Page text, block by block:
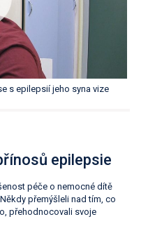
s epilepsií jeho syna vize
epilepsie
péče o nemocné dítě
přemýšleli nad tím, co
přehodnocovali svoje